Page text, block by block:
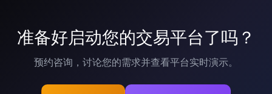
准备好启动您的交易平台了吗？
预约咨询，讨论您的需求并查看平台实时演示。